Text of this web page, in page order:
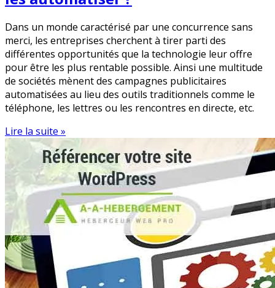
Dans un monde caractérisé par une concurrence sans
merci, les entreprises cherchent à tirer parti des
différentes opportunités que la technologie leur offre
pour être les plus rentable possible. Ainsi une multitude
de sociétés mènent des campagnes publicitaires
automatisées au lieu des outils traditionnels comme le
téléphone, les lettres ou les rencontres en directe, etc.
Lire la suite »